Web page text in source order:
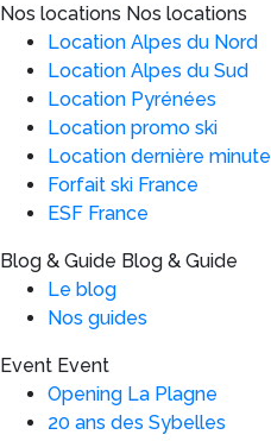
Nos locations Nos locations
Location Alpes du Nord
Location Alpes du Sud
Location Pyrénées
Location promo ski
Location dernière minute
Forfait ski France
ESF France
Blog & Guide Blog & Guide
Le blog
Nos guides
Event Event
Opening La Plagne
20 ans des Sybelles